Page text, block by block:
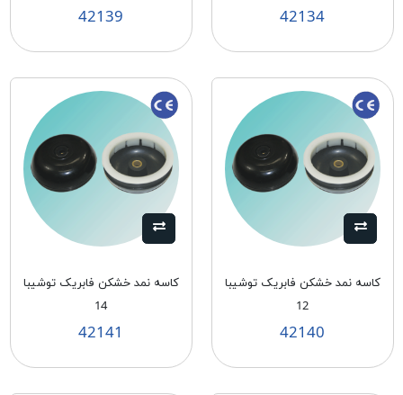
42134
42139
کاسه نمد خشکن فابریک توشیبا
12
42140
کاسه نمد خشکن فابریک توشیبا
14
42141